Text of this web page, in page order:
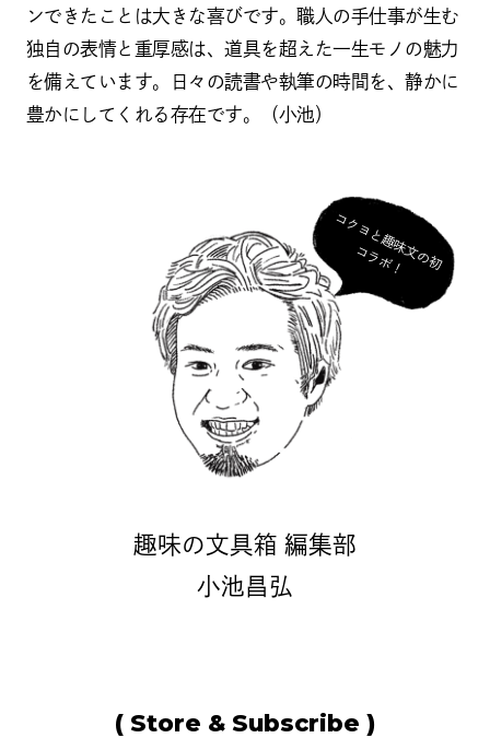
ンできたことは大きな喜びです。職人の手仕事が生む
独自の表情と重厚感は、道具を超えた一生モノの魅力
を備えています。日々の読書や執筆の時間を、静かに
豊かにしてくれる存在です。（小池）
コ
ク
ヨ
と
趣
味
文
の
初
コ
ラ
ボ
！
趣味の文具箱 編集部
小池昌弘
( Store & Subscribe )